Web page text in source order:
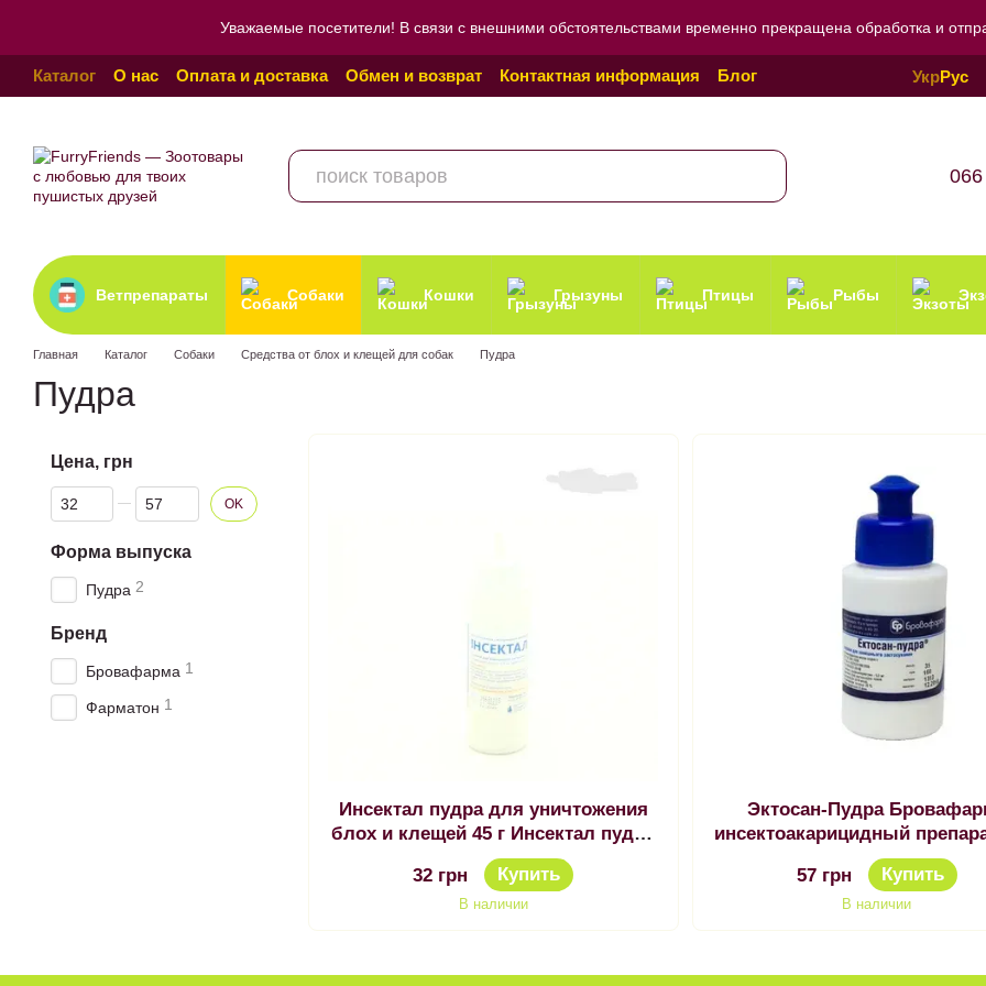
Уважаемые посетители! В связи с внешними обстоятельствами временно прекращена обработка и
Каталог О нас Оплата и доставка Обмен и возврат Контактная информация
Блог
Пользовательское соглашение
Отзывы о магазине Политика конфиденциальности
УкрРус
Ветпрепараты
Собаки Кошки Грызуны Птицы Рыбы
Главная Каталог Собаки Средства от блох и клещей для собак Пудра
Пудра
Инсектал пудра для уничтожения
блох и клещей 45 г Инсектал пудра
против блох 45 гр
32 грн
Купить
В наличии
Эктосан-Пудра
инсектоакарицидный
собак 60 г
57 грн
Купить
В наличии
Цена, грн
От Цена, грн
До Цена, грн
OK
Форма выпуска
Пудра 2
Бренд
Бровафарма 1
Фарматон 1